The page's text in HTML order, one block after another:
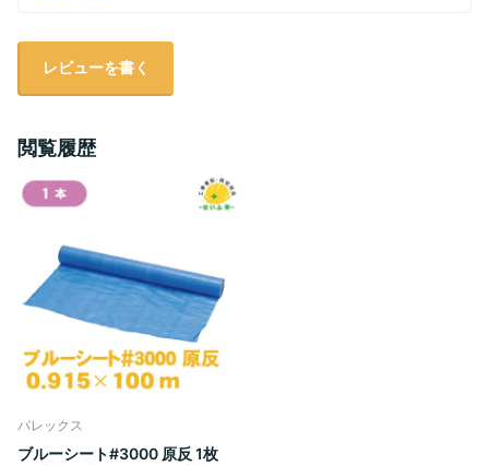
レビューを書く
閲覧履歴
パレックス
ブルーシート#3000 原反 1枚